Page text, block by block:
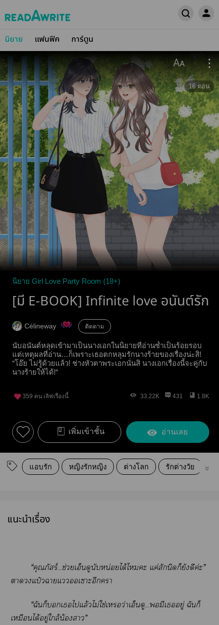
นิยาย แฟนฟิค การ์ตูน
16 ตอน
นิยาย Girl Love Party Room (18+)
[มี E-BOOK] Infinite love อนันต์รัก
Célineway ติดตาม
นับอนันต์หลุดเข้ามาเป็นนางเอกในนิยายที่อ่านซ้ำเป็นร้อยรอบ
แต่เหตุผลที่อ่าน…ก็เพราะเธอตกหลุมรักนางร้ายของเรื่องน่ะสิ!
“โอ๊ย ไม่รู้ด้วยแล้ว! ช่างหัวตาพระเอกนั่นสิ นางเอกเรื่องนี้จะคู่กับ
นางร้ายให้ได้!“
359 คน เลิฟเรื่องนี้ 33.22K 431 1.8K
เพิ่มเข้าชั้น อ่านเลย
แอบรัก หญิงรักหญิง ต่างโลก รักต่างวัย
แนะนำเรื่อง
“คุณภัสร์...ช่วยเอ็นดูนับหน่อยได้ไะ แค่สักนิดก็ยังดีค่ะ”
าแป๋วาแเาะอีกา
“ฉันก็เไแล้วไม่ใช่เว่าเอ็นดู...มีเอยู่ ฉันก็
เหมือนได้อยู่ใกล้น้องา”